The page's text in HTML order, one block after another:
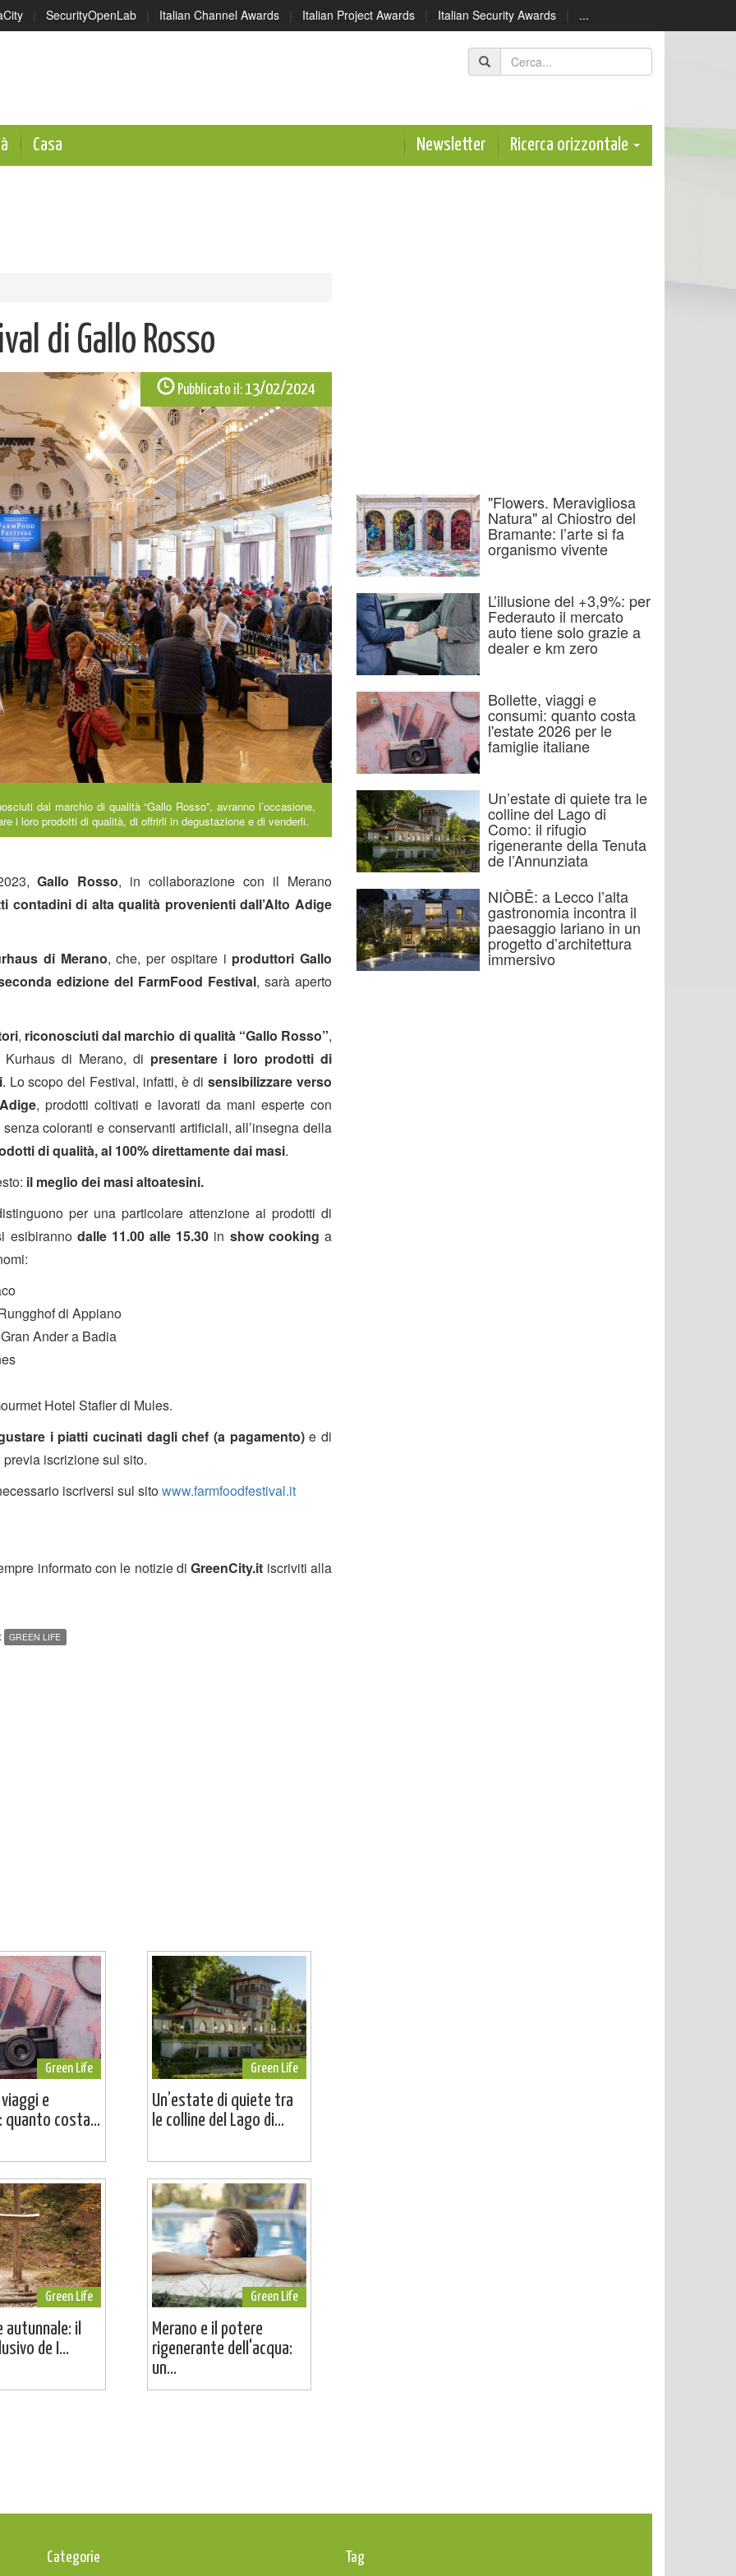
| SecurityOpenLab | Italian Channel Awards | Italian Project Awards | Italian Security Awards | ...
Casa Newsletter Ricerca orizzontale
di Gallo Rosso
Pubblicato il:13/02/2024
dal marchio di qualità “Gallo Rosso”, avranno l’occasione,
i loro prodotti di qualità, di offrirli in degustazione e di venderli.
Gallo Rosso, in collaborazione con il Merano
contadini di alta qualità provenienti dall’Alto Adige
di Merano, che, per ospitare i produttori Gallo
edizione del FarmFood Festival, sarà aperto
, riconosciuti dal marchio di qualità “Gallo Rosso”,
Kurhaus di Merano, di presentare i loro prodotti di
. Lo scopo del Festival, infatti, è disensibilizzare verso
, prodotti coltivati e lavorati da mani esperte con
coloranti e conservanti artificiali, all’insegna della
di qualità, al 100% direttamente dai masi.
il meglio dei masi altoatesini.
per una particolare attenzione ai prodotti di
esibiranno dalle 11.00 alle 15.30 in show cooking a
di Appiano
Ander a Badia
Hotel Stafler di Mules.
i piatti cucinati dagli chef (a pagamento)e di
iscrizione sul sito.
iscriversi sul sitowww.farmfoodfestival.it
informato con le notizie diGreenCity.it iscriviti alla
GREEN LIFE
Green Life
e
quanto costa...
Green Life
Un’estate di quiete tra
le colline del Lago di...
Green Life
autunnale: il
de I...
Green Life
Merano e il potere
rigenerante dell'acqua:
un...
"Flowers. Meravigliosa
Natura" al Chiostro del
Bramante: l’arte si fa
organismo vivente
L’illusione del +3,9%: per
Federauto il mercato
auto tiene solo grazie a
dealer e km zero
Bollette, viaggi e
consumi: quanto costa
l'estate 2026 per le
famiglie italiane
Un’estate di quiete tra le
colline del Lago di
Como: il rifugio
rigenerante della Tenuta
de l’Annunziata
NIÒBĒ: a Lecco l’alta
gastronomia incontra il
paesaggio lariano in un
progetto d’architettura
immersivo
Categorie Tag